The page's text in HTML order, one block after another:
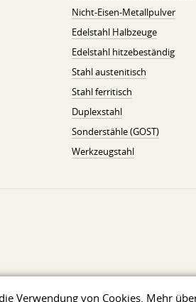
Verwendung von Cookies. Mehr
Nicht-Eisen-Metallpulver
Edelstahl Halbzeuge
Edelstahl hitzebeständig
Stahl austenitisch
Stahl ferritisch
Duplexstahl
Sonderstähle (GOST)
Werkzeugstahl